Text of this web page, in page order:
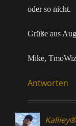
oder so nicht.
Grüße aus
Mike,
Antworten
Kalliey®